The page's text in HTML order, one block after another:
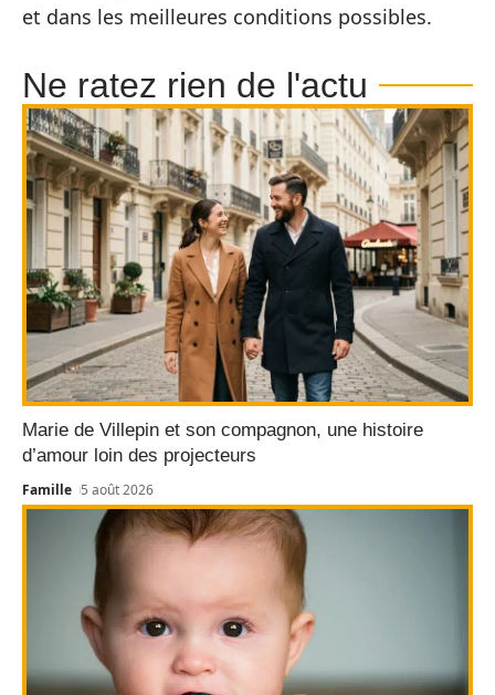
et dans les meilleures conditions possibles.
Ne ratez rien de l'actu
Marie de Villepin et son compagnon, une histoire
d’amour loin des projecteurs
Famille 5 août 2026